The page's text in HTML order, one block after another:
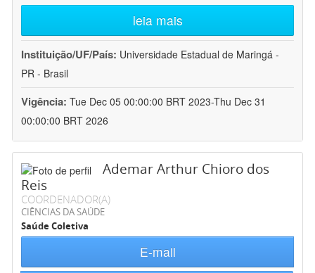
leia mais
Instituição/UF/País: Universidade Estadual de Maringá -
PR - Brasil
Vigência: Tue Dec 05 00:00:00 BRT 2023-Thu Dec 31
00:00:00 BRT 2026
Ademar Arthur Chioro dos
Reis
COORDENADOR(A)
CIÊNCIAS DA SAÚDE
Saúde Coletiva
E-mail